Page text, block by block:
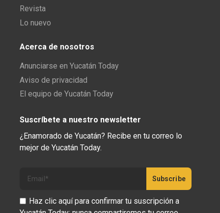
Revista
Lo nuevo
Acerca de nosotros
Anunciarse en Yucatán Today
Aviso de privacidad
El equipo de Yucatán Today
Suscríbete a nuestro newsletter
¿Enamorado de Yucatán? Recibe en tu correo lo
mejor de Yucatán Today.
Haz clic aquí para confirmar tu suscripción a